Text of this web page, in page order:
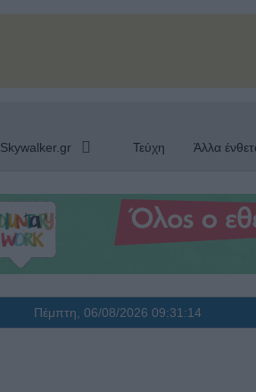
Skywalker.gr Τεύχη Άλλα
Πέμπτη, 06/08/2026 09:31:15